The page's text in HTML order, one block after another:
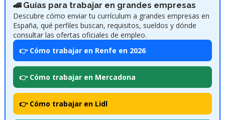
🚄 Guías para trabajar en grandes empresas
Descubre cómo enviar tu currículum a grandes empresas en
España, qué perfiles buscan, requisitos, sueldos y dónde
consultar las ofertas oficiales de empleo.
👉 Cómo trabajar en Renfe en 2026
👉 Cómo trabajar en Mercadona
👉 Cómo trabajar en Lidl